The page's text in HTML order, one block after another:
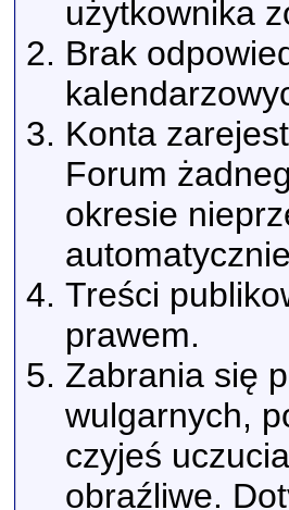
użytkownika
Brak
Konta
Forum
okresie
Treści
prawem.
Zabrania się
wulgarnych,
czyjeś
obraźliwe.